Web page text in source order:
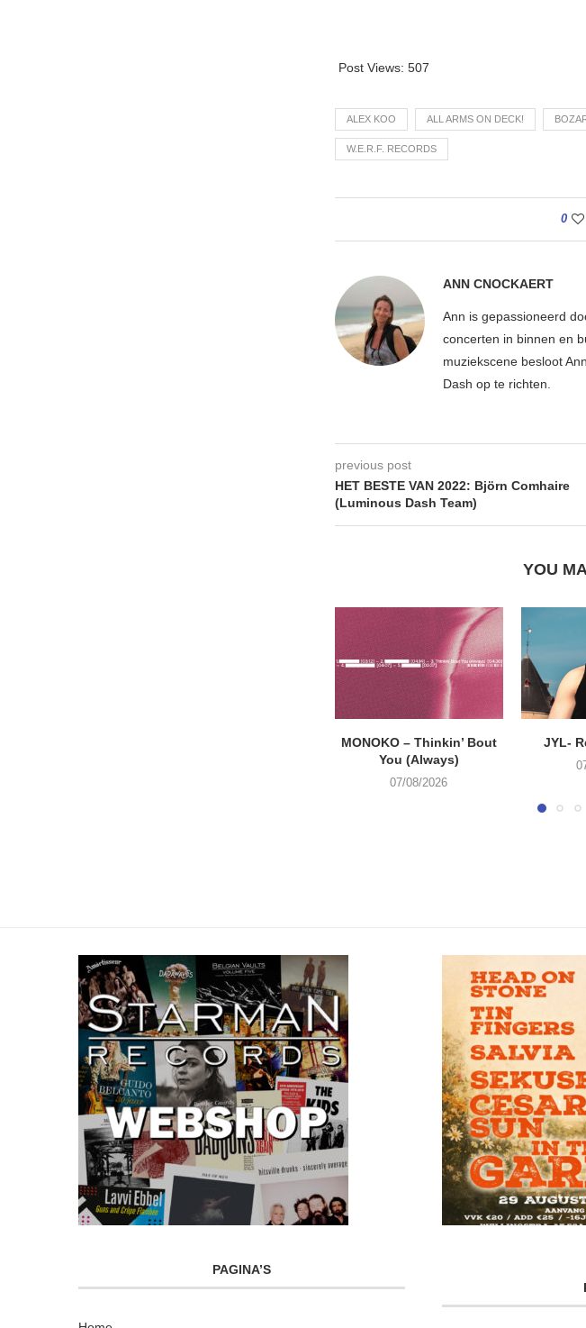
Post Views: 507
ALEX KOO ALL ARMS ON DECK!
W.E.R.F. RECORDS
0
ANN CNOCKAERT
Ann is gepassioneerd
concerten in binnen en
muziekscene besloot
Dash op te richten.
previous post
HET BESTE VAN 2022: Björn Comhaire
(Luminous Dash Team)
YOU
MONOKO – Thinkin’ Bout
You (Always)
07/08/2026
JYL-
PAGINA’S